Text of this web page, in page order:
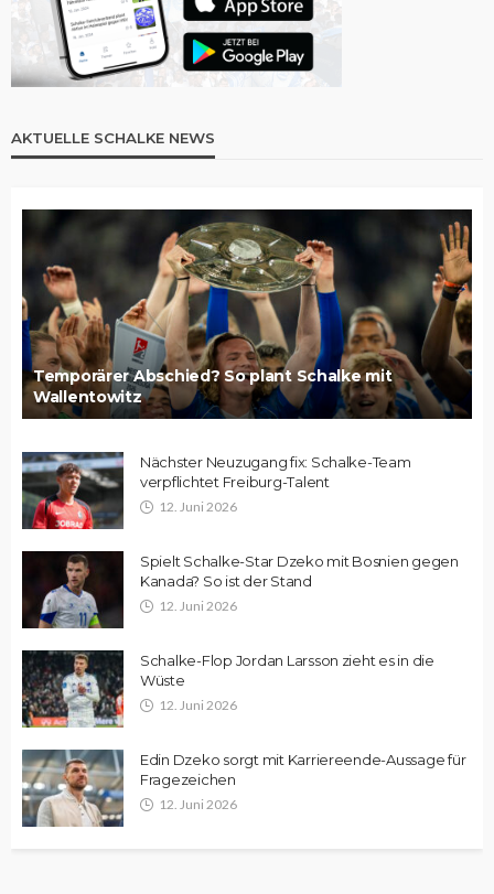
AKTUELLE SCHALKE NEWS
Temporärer Abschied? So plant Schalke mit
Wallentowitz
Nächster Neuzugang fix: Schalke-Team
verpflichtet Freiburg-Talent
12. Juni 2026
Spielt Schalke-Star Dzeko mit Bosnien gegen
Kanada? So ist der Stand
12. Juni 2026
Schalke-Flop Jordan Larsson zieht es in die
Wüste
12. Juni 2026
Edin Dzeko sorgt mit Karriereende-Aussage für
Fragezeichen
12. Juni 2026